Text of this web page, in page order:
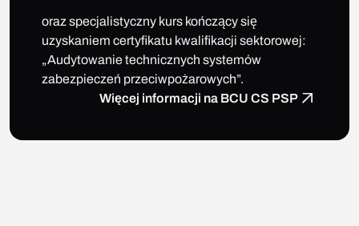
oraz specjalistyczny kurs kończący się
uzyskaniem certyfikatu kwalifikacji sektorowej:
„Audytowanie technicznych systemów
zabezpieczeń przeciwpożarowych”.
Więcej informacji na BCU CS PSP